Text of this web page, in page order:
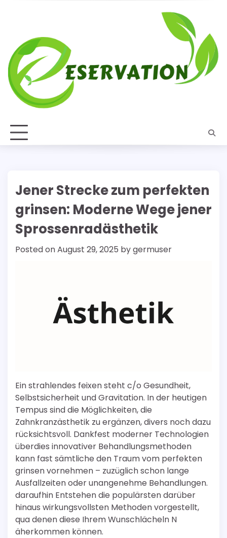
Jener Strecke zum perfekten
grinsen: Moderne Wege jener
Sprossenradästhetik
Posted onAugust 29, 2025 bygermuser
Ein strahlendes feixen steht c/o Gesundheit,
Selbstsicherheit und Gravitation. In der heutigen
Tempus sind die Möglichkeiten, die
Zahnkranzästhetik zu ergänzen, divers noch dazu
rücksichtsvoll. Dankfest moderner Technologien
überdies innovativer Behandlungsmethoden
kann fast sämtliche den Traum vom perfekten
grinsen vornehmen – zuzüglich schon lange
Ausfallzeiten oder unangenehme Behandlungen.
daraufhin Entstehen die populärsten darüber
hinaus wirkungsvollsten Methoden vorgestellt,
qua denen diese Ihrem Wunschlächeln N
äherkommen können.